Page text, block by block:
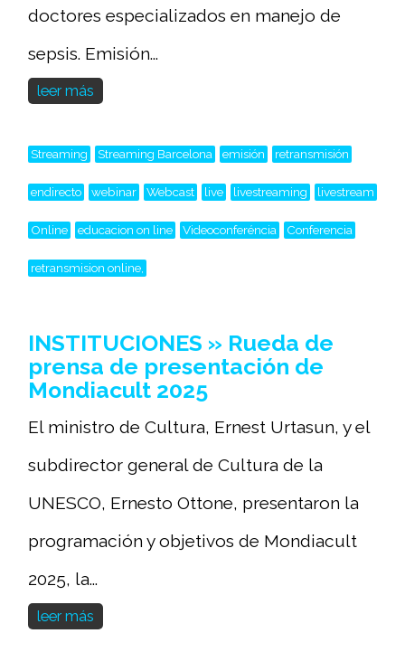
doctores especializados en manejo de
sepsis. Emisión...
leer más
Streaming Streaming Barcelona emisión retransmisión
endirecto webinar Webcast live livestreaming livestream
Online educacion on line Videoconferéncia Conferencia
retransmision online,
INSTITUCIONES » Rueda de
prensa de presentación de
Mondiacult 2025
El ministro de Cultura, Ernest Urtasun, y el
subdirector general de Cultura de la
UNESCO, Ernesto Ottone, presentaron la
programación y objetivos de Mondiacult
2025, la...
leer más